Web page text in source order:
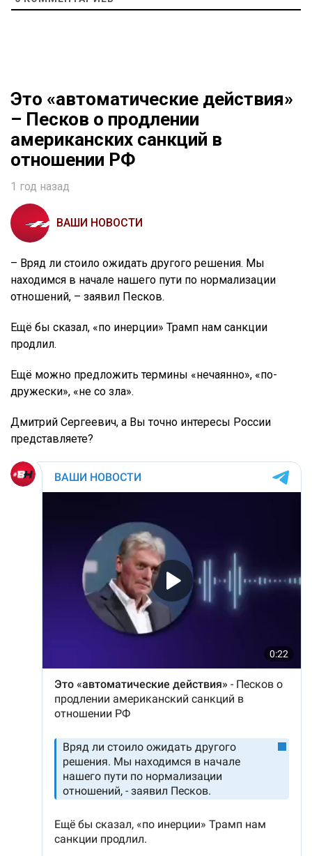
Это «автоматические действия»
– Песков о продлении
американских санкций в
отношении РФ
1 год назад
ВАШИ НОВОСТИ
– Вряд ли стоило ожидать другого решения. Мы
находимся в начале нашего пути по нормализации
отношений, – заявил Песков.
Ещё бы сказал, «по инерции» Трамп нам санкции
продлил.
Ещё можно предложить термины «нечаянно», «по-
дружески», «не со зла».
Дмитрий Сергеевич, а Вы точно интересы России
представляете?